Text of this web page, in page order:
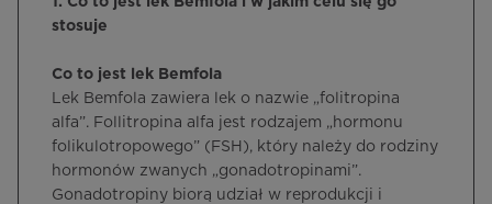
stosuje
Co to jest lek Bemfola
Lek Bemfola zawiera lek o nazwie „folitropina
alfa”. Follitropina alfa jest rodzajem „hormonu
folikulotropowego” (FSH), który należy do rodziny
hormonów zwanych „gonadotropinami”.
Gonadotropiny biorą udział w reprodukcji i